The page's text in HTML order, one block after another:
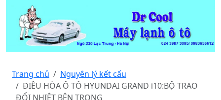
Trang chủ
Nguyên lý kết cấu
ĐIỀU HÒA Ô TÔ HYUNDAI GRAND i10:BỘ TRAO
ĐỔI NHIỆT BÊN TRONG